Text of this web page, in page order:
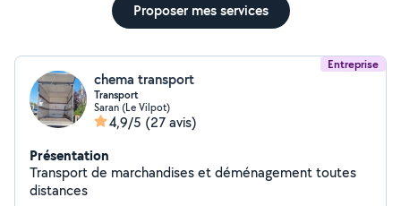
Proposer mes services
Entreprise
chema transport
Transport
Saran (Le Vilpot)
4,9/5 (27 avis)
Présentation
Transport de marchandises et déménagement toutes
distances